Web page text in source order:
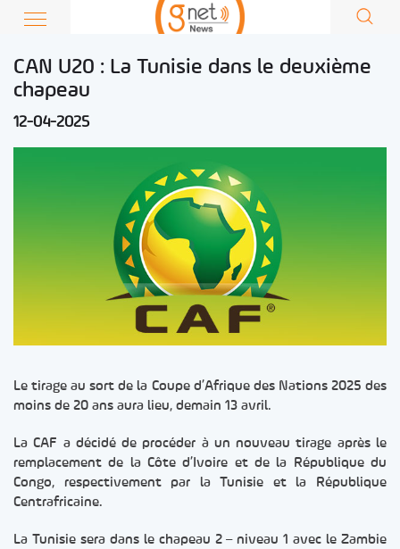
CAN U20 : La Tunisie dans le deuxième
chapeau
12-04-2025
Le tirage au sort de la Coupe d’Afrique des Nations 2025 des
moins de 20 ans aura lieu, demain 13 avril.
La CAF a décidé de procéder à un nouveau tirage après le
remplacement de la Côte d’Ivoire et de la République du
Congo, respectivement par la Tunisie et la République
Centrafricaine.
La Tunisie sera dans le chapeau 2 – niveau 1 avec le Zambie